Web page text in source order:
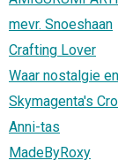
mevr. Snoeshaan
Crafting Lover
Waar nostalgie
Skymagenta's
Anni-tas
MadeByRoxy